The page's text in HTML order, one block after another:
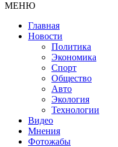
МЕНЮ
Главная
Новости
Политика
Экономика
Спорт
Общество
Авто
Экология
Технологии
Видео
Мнения
Фотожабы